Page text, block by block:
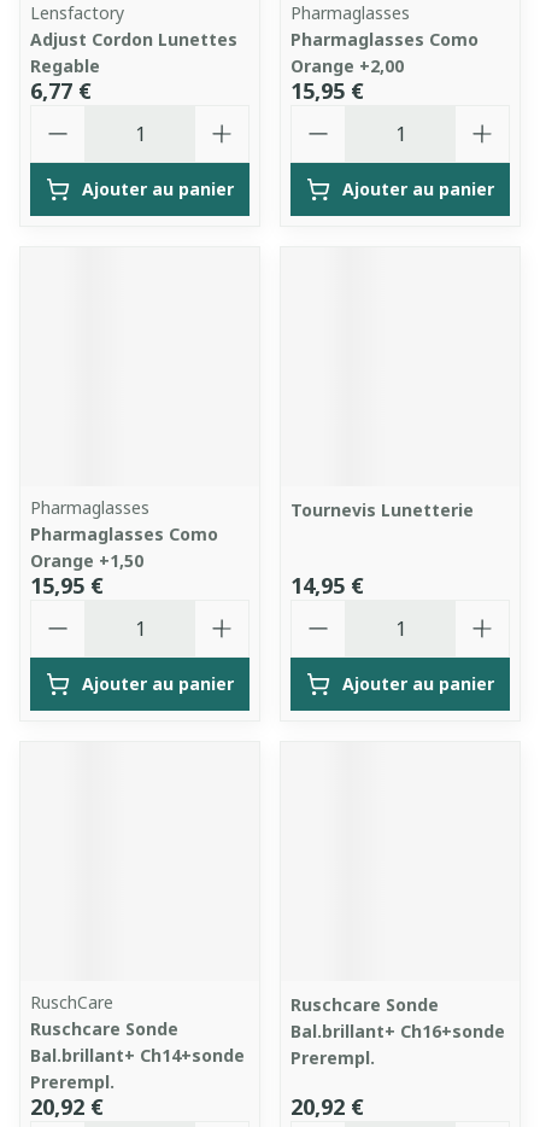
Lensfactory
Adjust Cordon Lunettes
Regable
6,77 €
Ajouter au panier
Pharmaglasses
Pharmaglasses Como
Orange +2,00
15,95 €
Ajouter au panier
Pharmaglasses
Pharmaglasses Como
Orange +1,50
15,95 €
Ajouter au panier
Tournevis Lunetterie
14,95 €
Ajouter au panier
RuschCare
Ruschcare Sonde
Bal.brillant+ Ch14+sonde
Prerempl.
20,92 €
Ruschcare Sonde
Bal.brillant+ Ch16+sonde
Prerempl.
20,92 €